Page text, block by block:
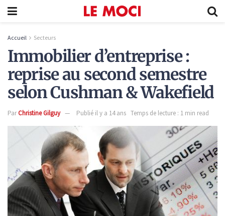
Accueil Secteurs
Immobilier d’entreprise :
reprise au second semestre
selon Cushman & Wakefield
ParChristine Gilguy Publié il y a 14 ans Temps de lecture : 1 min read